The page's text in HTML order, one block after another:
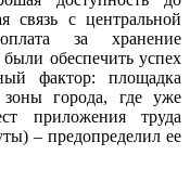
связь с центральной
за хранение
обеспечить успех
фактор: площадка
зоны города, где уже
приложения труда
– предопределил ее